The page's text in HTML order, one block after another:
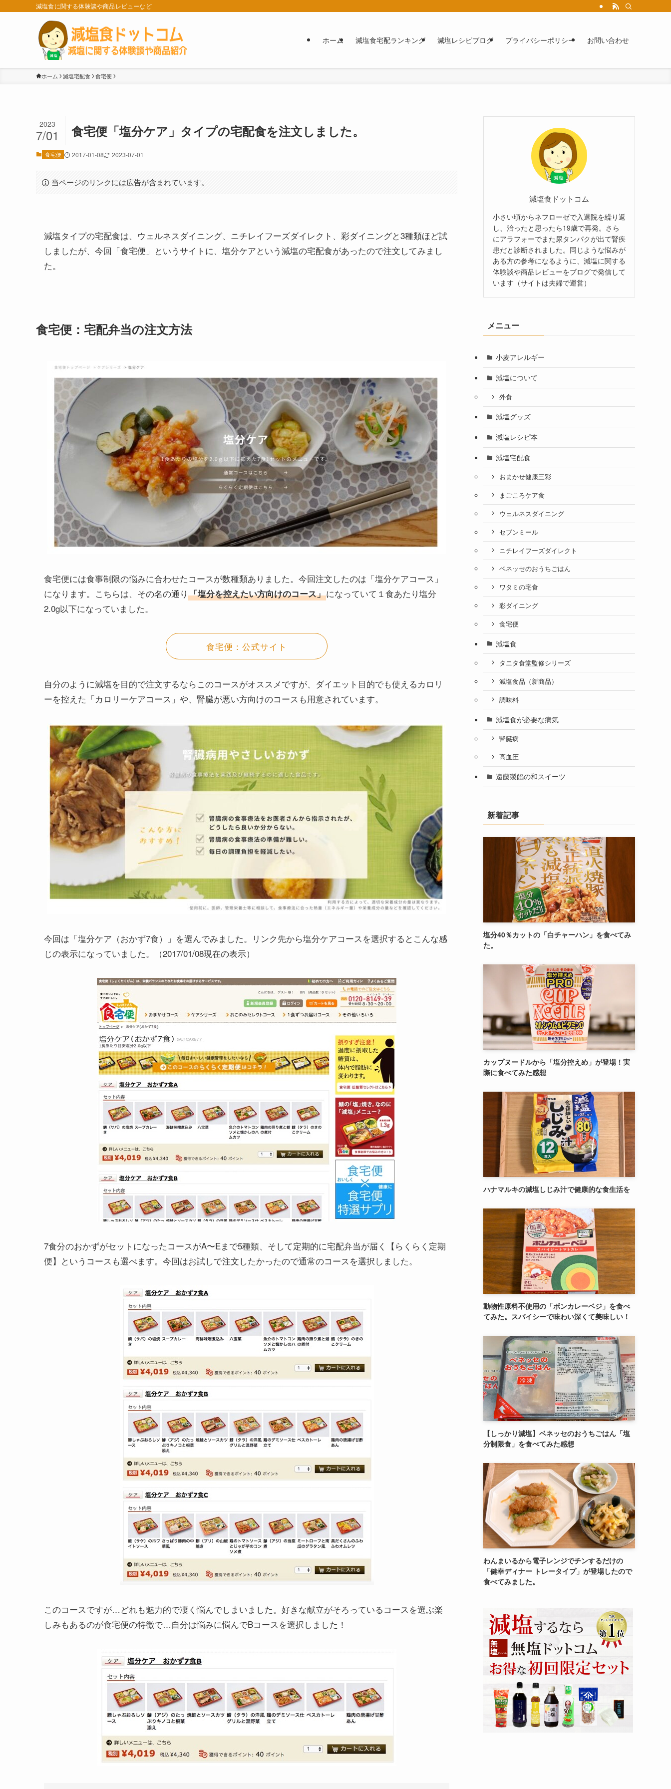
減塩食に関する体験談や商品レビューなど
ホーム 減塩食宅配ランキング 減塩レシピブログ プライバシーポリシー お問い合わせ
ホーム 減塩宅配食 食宅便
食宅便「塩分ケア」タイプの宅配食を注文しました。
2023
7/01
食宅便 2017-01-08 2023-07-01
当ページのリンクには広告が含まれています。
減塩タイプの宅配食は、ウェルネスダイニング、ニチレイフーズダイレクト、彩ダイニングと3種類ほど試
しましたが、今回「食宅便」というサイトに、塩分ケアという減塩の宅配食があったので注文してみまし
た。
食宅便：宅配弁当の注文方法
食宅便には食事制限の悩みに合わせたコースが数種類ありました。今回注文したのは「塩分ケアコース」
になります。こちらは、その名の通り 「塩分を控えたい方向けのコース」になっていて１食あたり塩分
2.0g以下になっていました。
食宅便：公式サイト
自分のように減塩を目的で注文するならこのコースがオススメですが、ダイエット目的でも使えるカロリ
ーを控えた「カロリーケアコース」や、腎臓が悪い方向けのコースも用意されています。
今回は「塩分ケア（おかず7食）」を選んでみました。リンク先から塩分ケアコースを選択するとこんな感
じの表示になっていました。（2017/01/08現在の表示）
7食分のおかずがセットになったコースがA〜Eまで5種類、そして定期的に宅配弁当が届く【らくらく定期
便】というコースも選べます。今回はお試しで注文したかったので通常のコースを選択しました。
このコースですが…どれも魅力的で凄く悩んでしまいました。好きな献立がそろっているコースを選ぶ楽
しみもあるのが食宅便の特徴で…自分は悩みに悩んでBコースを選択しました！
減塩食ドットコム
小さい頃からネフローゼで入退院を繰り返
し、治ったと思ったら19歳で再発。さら
にアラフォーでまた尿タンパクが出て腎疾
患だと診断されました。同じような悩みが
ある方の参考になるように、減塩に関する
体験談や商品レビューをブログで発信して
います（サイトは夫婦で運営）
メニュー
小麦アレルギー
減塩について
外食
減塩グッズ
減塩レシピ本
減塩宅配食
おまかせ健康三彩
まごころケア食
ウェルネスダイニング
セブンミール
ニチレイフーズダイレクト
ベネッセのおうちごはん
ワタミの宅食
彩ダイニング
食宅便
減塩食
タニタ食堂監修シリーズ
減塩食品（新商品）
調味料
減塩食が必要な病気
腎臓病
高血圧
遠藤製餡の和スイーツ
新着記事
塩分40％カットの「白チャーハン」を食べてみ
た。
カップヌードルから「塩分控えめ」が登場！実
際に食べてみた感想
ハナマルキの減塩しじみ汁で健康的な食生活を
動物性原料不使用の「ボンカレーベジ」を食べ
てみた。スパイシーで味わい深くて美味しい！
【しっかり減塩】ベネッセのおうちごはん「塩
分制限食」を食べてみた感想
わんまいるから電子レンジでチンするだけの
「健幸ディナー トレータイプ」が登場したので
食べてみました。